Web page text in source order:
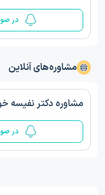
در
مشاوره‌های آنلاین
مشاوره دکتر نفیسه
در